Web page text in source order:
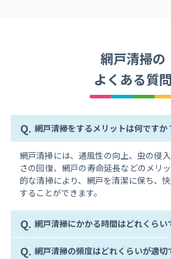
網戸清掃の
よくある質問
Q. 網戸清掃をするメリットは何ですか
網戸清掃には、通風性の向上、虫の侵
さの回復、網戸の寿命延長などのメリ
的な清掃により、網戸を清潔に保ち、
することができます。
Q. 網戸清掃にかかる時間はどれくらい
Q. 網戸清掃の頻度はどれくらいが適切